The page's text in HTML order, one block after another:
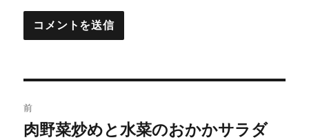
稿
前
前
肉野菜炒めと水菜のおかかサラダ